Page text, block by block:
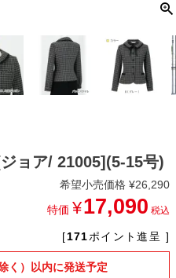
ョア/ 21005](5-15号)
希望小売価格 ¥26,290
特価 ¥17,090 税込
[171ポイント進呈 ]
く）以内に発送予定